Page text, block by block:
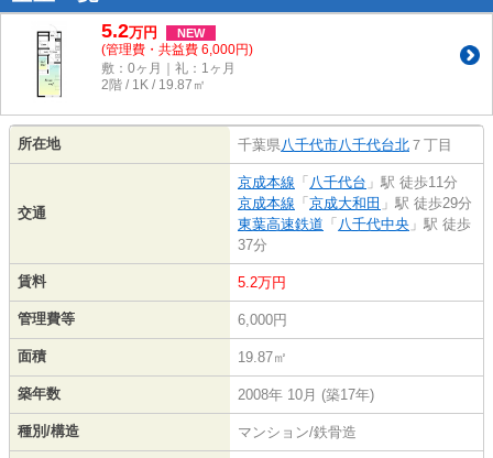
5.2万円 NEW
(管理費・共益費 6,000円)
敷：0ヶ月｜礼：1ヶ月
2階 / 1K / 19.87㎡
所在地 千葉県 八千代市八千代台北 ７丁目
交通
京成本線 「 八千代台 」駅 徒歩11分
京成本線 「京成大和田 」駅 徒歩29分
東葉高速鉄道 「 八千代中央 」駅 徒歩
37分
賃料 5.2万円
管理費等 6,000円
面積 19.87㎡
築年数 2008年 10月 (築17年)
種別/構造 マンション/鉄骨造